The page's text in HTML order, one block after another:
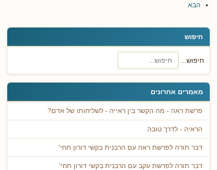
חיפוש
חיפוש...
מאמרים אחרונים
פרשת ראה - מה הקשר בין ראייה - לשליחותו של אדם?
הראיה - לדרך טובה
דבר תורה לפרשת ראה עם הרבנית בקשי דורון תחי'
דבר תורה לפרשת עקב עם הרבנית בקשי דורון תחי'
הבא